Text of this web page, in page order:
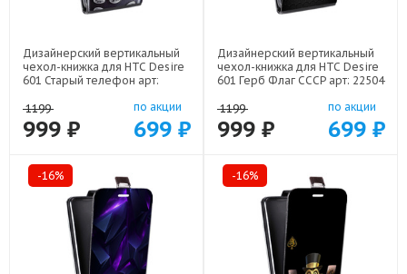
Дизайнерский вертикальный
чехол-книжка для HTC Desire
601 Старый телефон арт:
1199
999 ₽
по акции
699 ₽
Дизайнерский вертикальный
чехол-книжка для HTC Desire
601 Герб Флаг СССР арт: 22504
1199
999 ₽
по акции
699 ₽
-16% -16%